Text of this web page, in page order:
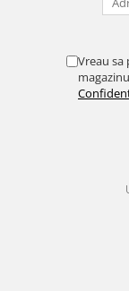
Vreau